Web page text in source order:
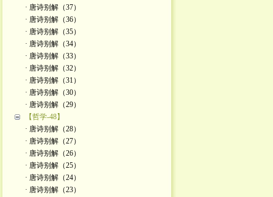
· 唐诗别解（37）
· 唐诗别解（36）
· 唐诗别解（35）
· 唐诗别解（34）
· 唐诗别解（33）
· 唐诗别解（32）
· 唐诗别解（31）
· 唐诗别解（30）
· 唐诗别解（29）
【哲学-48】
· 唐诗别解（28）
· 唐诗别解（27）
· 唐诗别解（26）
· 唐诗别解（25）
· 唐诗别解（24）
· 唐诗别解（23）